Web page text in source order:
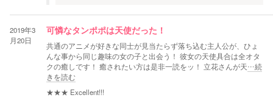
2019年3
月20日
可憐なタンポポは天使だった！
共通のアニメが好きな同士が見当たらず落ち込む主人公が、ひょ
んな事から同じ趣味の女の子と出会う！ 彼女の天使具合は全オタ
クの癒しです！ 癒されたい方は是非一読をッ！ 立花さんが天…続
きを読む
★★★ Excellent!!!